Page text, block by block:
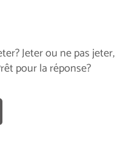
Jeter ou ne pas jeter,
pour la réponse?